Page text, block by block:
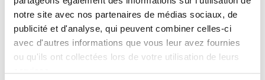
notre site avec nos partenaires de médias sociaux, de
publicité et d'analyse, qui peuvent combiner celles-ci
avec d'autres informations que vous leur avez fournies
ou qu'ils ont collectées lors de votre utilisation de leurs
services.
Cours par niveau
Seconde Première Terminale
Autres lycées à proximité